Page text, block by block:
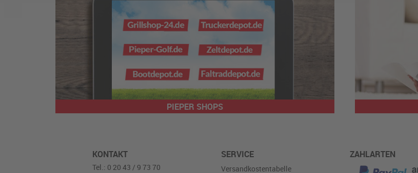
PIEPER SHOPS
KONTAKT
Tel.: 0 20 43 / 9 73 70
SERVICE
Versandkostentabelle
ZAHLARTEN